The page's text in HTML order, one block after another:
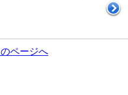
ページへ